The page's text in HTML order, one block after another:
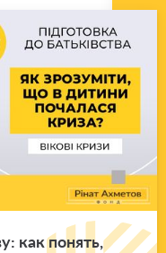
как по­нять,